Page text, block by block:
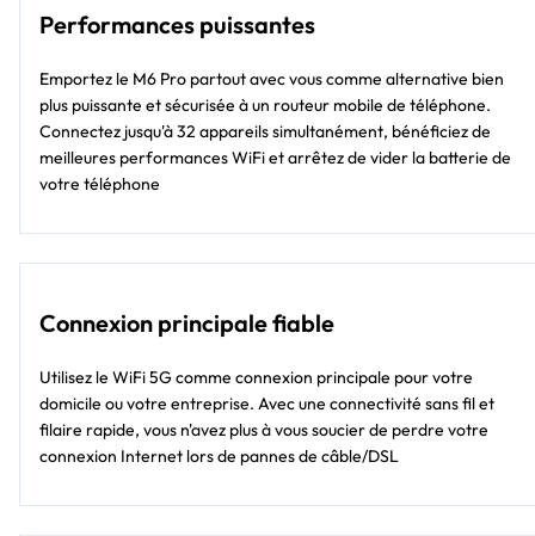
Performances puissantes
Emportez le M6 Pro partout avec vous comme alternative bien
plus puissante et sécurisée à un routeur mobile de téléphone.
Connectez jusqu'à 32 appareils simultanément, bénéficiez de
meilleures performances WiFi et arrêtez de vider la batterie de
votre téléphone
Connexion principale fiable
Utilisez le WiFi 5G comme connexion principale pour votre
domicile ou votre entreprise. Avec une connectivité sans fil et
filaire rapide, vous n'avez plus à vous soucier de perdre votre
connexion Internet lors de pannes de câble/DSL